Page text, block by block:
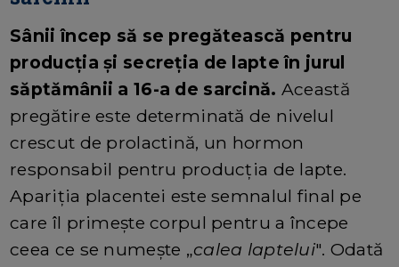
Sânii încep să se pregătească pentru
producția și secreția de lapte în jurul
săptămânii a 16-a de sarcină. Această
pregătire este determinată de nivelul
crescut de prolactină, un hormon
responsabil pentru producția de lapte.
Apariția placentei este semnalul final pe
care îl primește corpul pentru a începe
ceea ce se numește „calea laptelui". Odată